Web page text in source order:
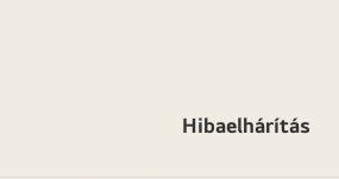
Hibaelhárítás